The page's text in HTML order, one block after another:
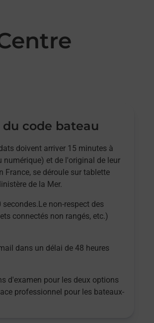
code bateau
doivent arriver 15 minutes à
et de l'original de leur
France, se déroule sur tablette
de la Mer.
non-respect des
connectés non rangés, etc.)
dans un délai de 48 heures
d'examen pour les deux options
professionnel pour les bateaux-